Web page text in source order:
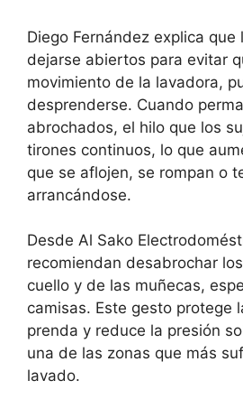
Diego Fernández explica
dejarse abiertos para evitar
movimiento de la lavadora,
desprenderse. Cuando
abrochados, el hilo que los
tirones continuos, lo que
que se aflojen, se rompan o
arrancándose.
Desde Al Sako
recomiendan desabrochar
cuello y de las muñecas,
camisas. Este gesto protege
prenda y reduce la presión
una de las zonas que más
lavado.